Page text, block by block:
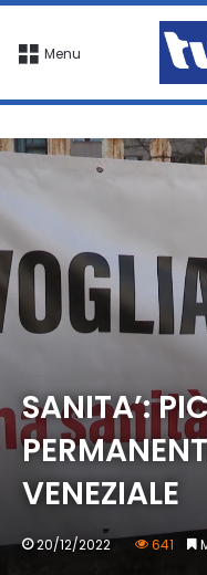
Menu
SANITA’:
VENEZIALE
20/12/2022 641